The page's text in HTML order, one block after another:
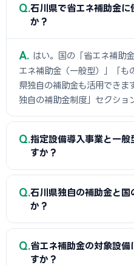
Q 石川県で省エネ補助金
か？
A
はい。国の「省エネ補助
エネ補助金（一般型）」「も
県独自の補助金も活用できま
独自の補助金制度」セクショ
Q 指定設備導入事業と一
すか？
A
導入したい設備がSII認定
「指定設備導入事業」がおす
リストにない専用設備やオー
い場合は「一般型」を検討し
Q 石川県独自の補助金と
か？
A
同一経費への重複申請は
工事費（県補助金）」と「
Q 省エネ補助金の対象設
すか？